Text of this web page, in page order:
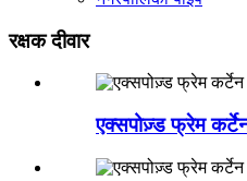
रक्षक दीवार
एक्सपोज़्ड फ्रेम